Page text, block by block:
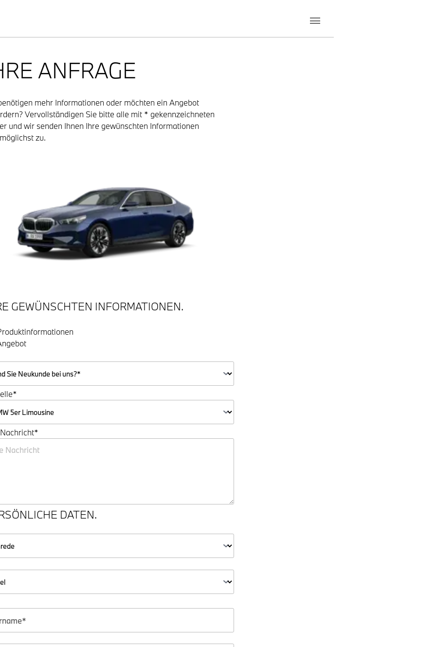
ANFRAGE
mehr Informationen oder möchten ein Angebot
Vervollständigen Sie bitte alle mit * gekennzeichneten
und wir senden Ihnen Ihre gewünschten Informationen
zu.
GEWÜNSCHTEN INFORMATIONEN.
DATEN.